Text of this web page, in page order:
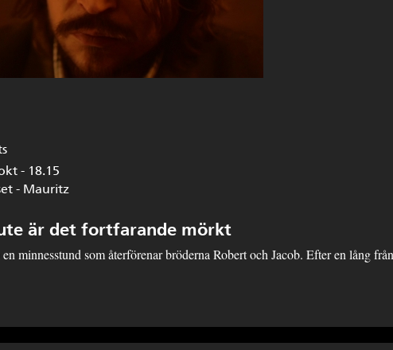
- 18.15
- Mauritz
är det fortfarande mörkt
minnesstund som återförenar bröderna Robert och Jacob. Efter en lång